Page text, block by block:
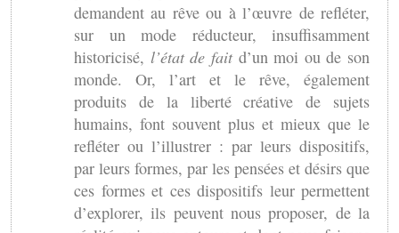
demandent au rêve ou à l’œuvre de refléter,
sur un mode réducteur, insuffisamment
historicisé, l’état de faitd’un moi ou de son
monde. Or, l’art et le rêve, également
produits de la liberté créative de sujets
humains, font souvent plus et mieux que le
refléter ou l’illustrer : par leurs dispositifs,
par leurs formes, par les pensées et désirs que
ces formes et ces dispositifs leur permettent
d’explorer, ils peuvent nous proposer, de la